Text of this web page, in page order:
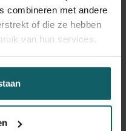
combineren met andere
of die ze hebben
van hun services.
2025)
dilemmas
prescription
Mopti, Mali(PLOS
2025)
(Instituut voor
september 2025)